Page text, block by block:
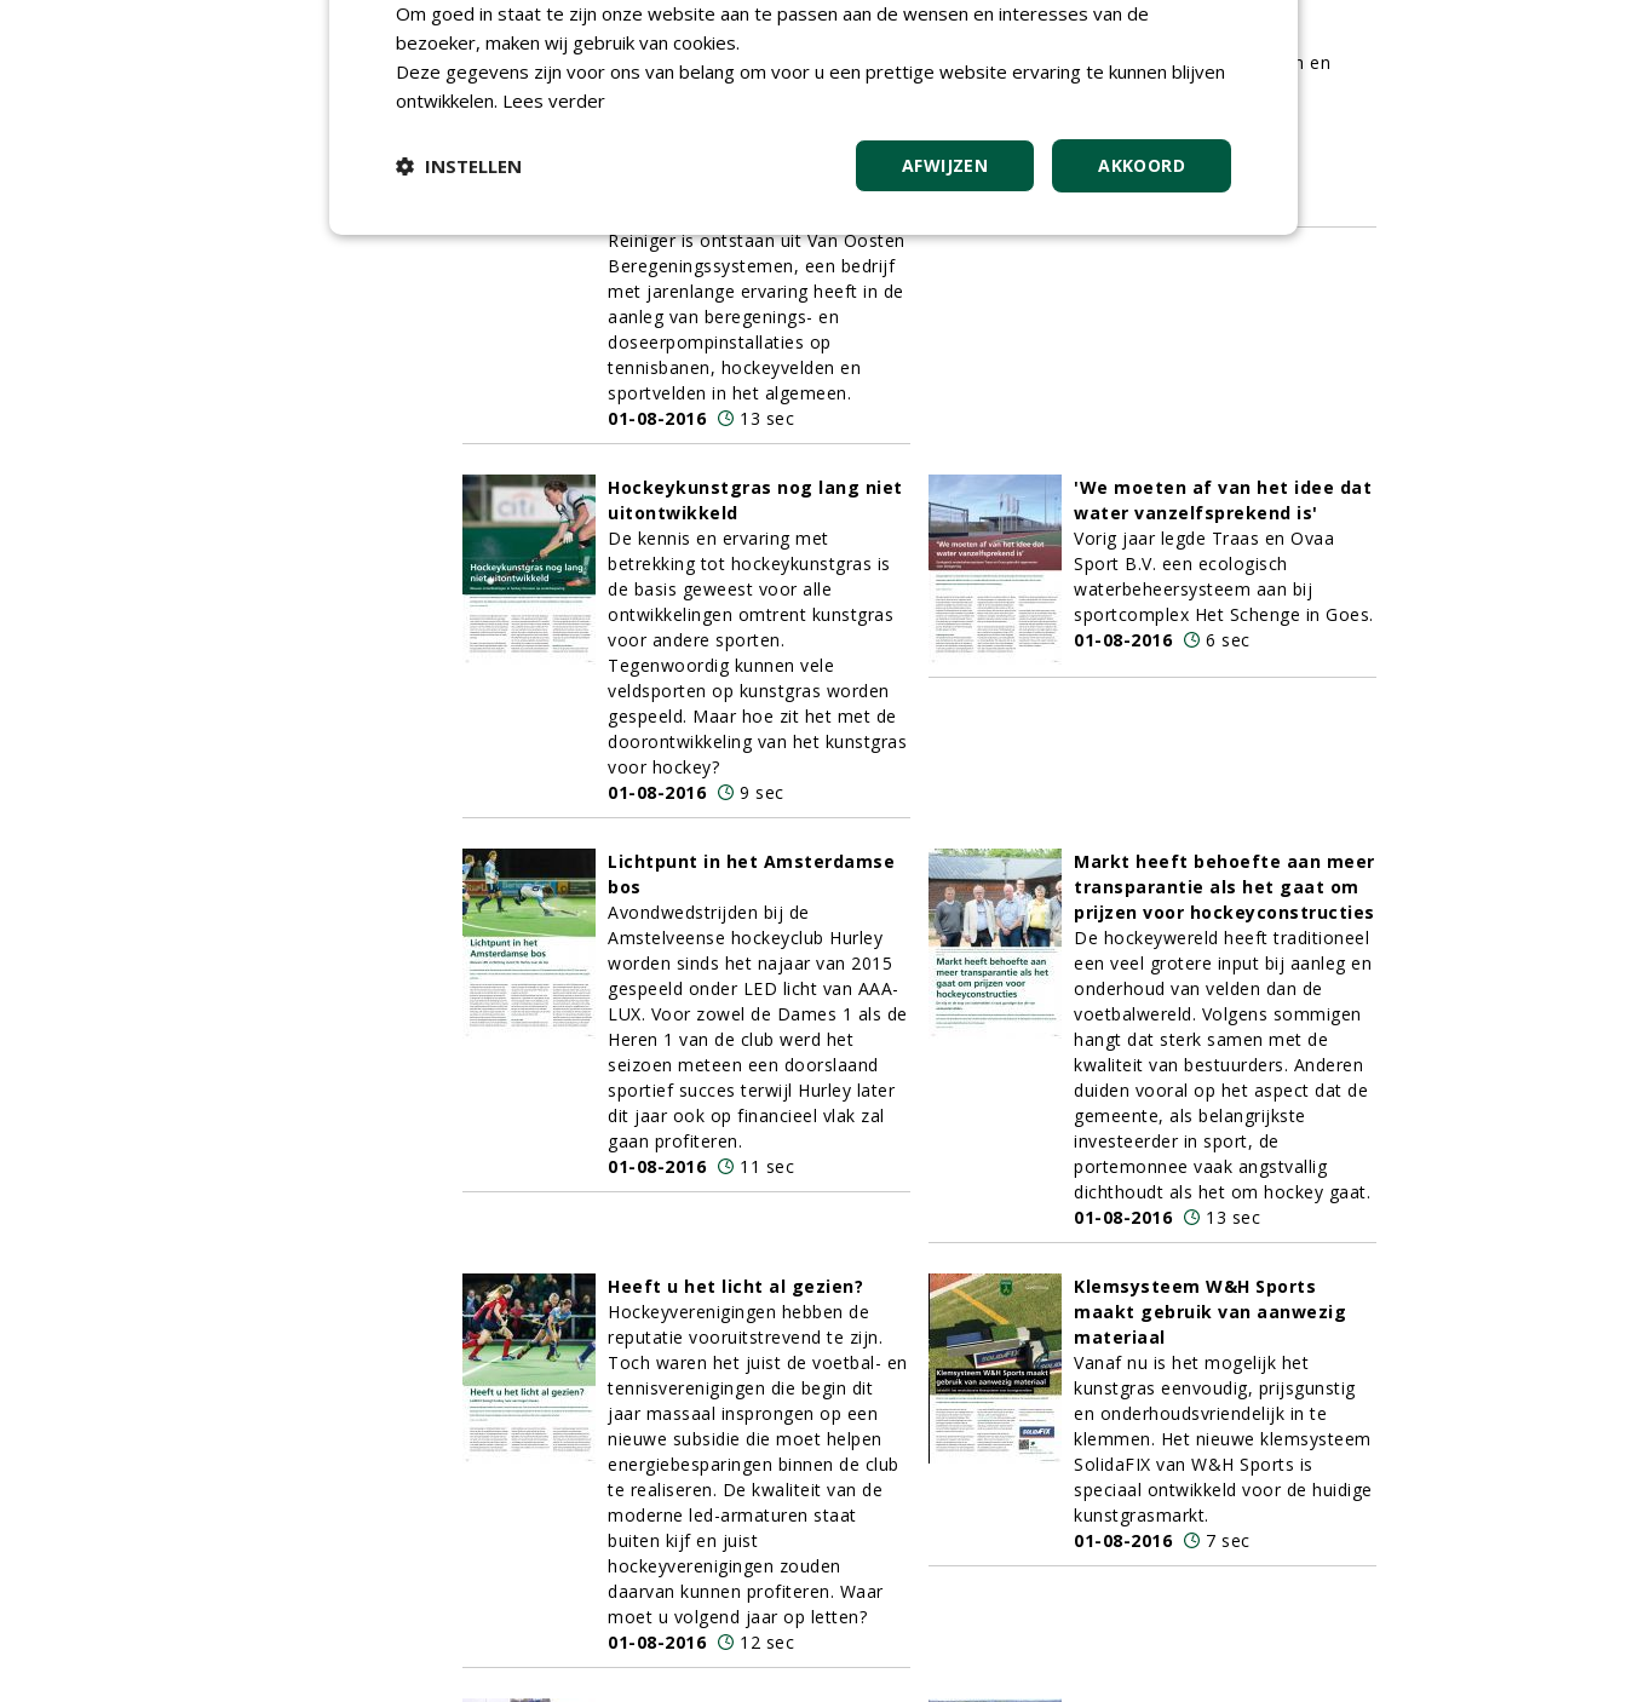
KG Reiniger zet in op volledig
biologische bestrijding van
sinds begin dit jaar actief met het
KG Reiniger, een biologisch middel
Reiniger is ontstaan uit Van Oosten
Beregeningssystemen, een bedrijf
met jarenlange ervaring heeft in de
aanleg van beregenings- en
doseerpompinstallaties op
tennisbanen, hockeyvelden en
sportvelden in het algemeen.
01-08-2016
13 sec
Wees nuchter en realistisch en
bedenk waar uw club staat
Hockeykunstgras nog lang niet
uitontwikkeld
De kennis en ervaring met
betrekking tot hockeykunstgras is
de basis geweest voor alle
ontwikkelingen omtrent kunstgras
voor andere sporten.
Tegenwoordig kunnen vele
veldsporten op kunstgras worden
gespeeld. Maar hoe zit het met de
doorontwikkeling van het kunstgras
voor hockey?
01-08-2016
9 sec
'We moeten af van het idee dat
water vanzelfsprekend is'
Vorig jaar legde Traas en Ovaa
Sport B.V. een ecologisch
waterbeheersysteem aan bij
sportcomplex Het Schenge in Goes.
01-08-2016
6 sec
Lichtpunt in het Amsterdamse
bos
Avondwedstrijden bij de
Amstelveense hockeyclub Hurley
worden sinds het najaar van 2015
gespeeld onder LED licht van AAA-
LUX. Voor zowel de Dames 1 als de
Heren 1 van de club werd het
seizoen meteen een doorslaand
sportief succes terwijl Hurley later
dit jaar ook op financieel vlak zal
gaan profiteren.
01-08-2016
11 sec
Markt heeft behoefte aan meer
transparantie als het gaat om
prijzen voor hockeyconstructies
De hockeywereld heeft traditioneel
een veel grotere input bij aanleg en
onderhoud van velden dan de
voetbalwereld. Volgens sommigen
hangt dat sterk samen met de
kwaliteit van bestuurders. Anderen
duiden vooral op het aspect dat de
gemeente, als belangrijkste
investeerder in sport, de
portemonnee vaak angstvallig
dichthoudt als het om hockey gaat.
01-08-2016
13 sec
Heeft u het licht al gezien?
Hockeyverenigingen hebben de
reputatie vooruitstrevend te zijn.
Toch waren het juist de voetbal- en
tennisverenigingen die begin dit
jaar massaal insprongen op een
nieuwe subsidie die moet helpen
energiebesparingen binnen de club
te realiseren. De kwaliteit van de
moderne led-armaturen staat
buiten kijf en juist
hockeyverenigingen zouden
daarvan kunnen profiteren. Waar
moet u volgend jaar op letten?
01-08-2016
12 sec
Klemsysteem W&H Sports
maakt gebruik van aanwezig
materiaal
Vanaf nu is het mogelijk het
kunstgras eenvoudig, prijsgunstig
en onderhoudsvriendelijk in te
klemmen. Het nieuwe klemsysteem
SolidaFIX van W&H Sports is
speciaal ontwikkeld voor de huidige
kunstgrasmarkt.
01-08-2016
7 sec
Om goed in staat te zijn onze website aan te passen aan de wensen en interesses van de
bezoeker, maken wij gebruik van cookies.
Deze gegevens zijn voor ons van belang om voor u een prettige website ervaring te kunnen blijven
ontwikkelen. Lees verder
AKKOORD
AFWIJZEN
INSTELLEN